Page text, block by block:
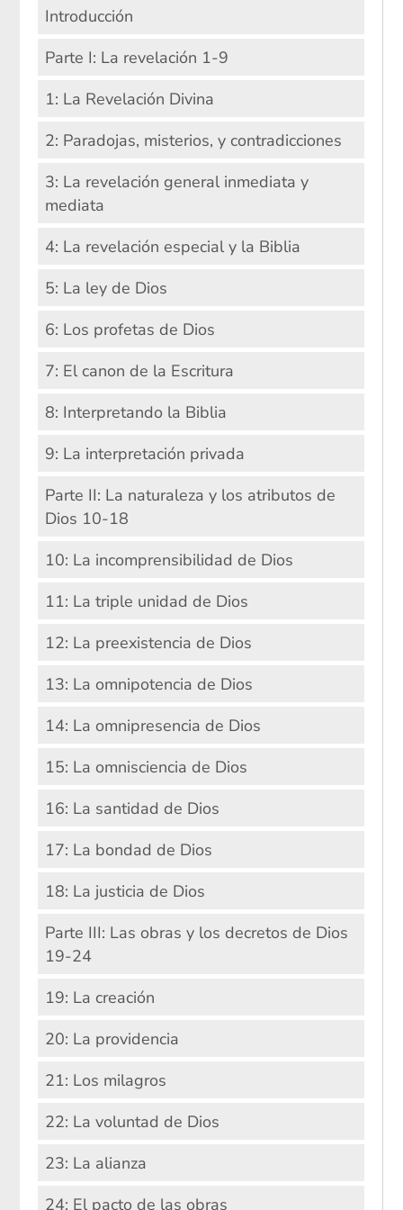
Introducción
Parte I: La revelación 1-9
1: La Revelación Divina
2: Paradojas, misterios, y contradicciones
3: La revelación general inmediata y
mediata
4: La revelación especial y la Biblia
5: La ley de Dios
6: Los profetas de Dios
7: El canon de la Escritura
8: Interpretando la Biblia
9: La interpretación privada
Parte II: La naturaleza y los atributos de
Dios 10-18
10: La incomprensibilidad de Dios
11: La triple unidad de Dios
12: La preexistencia de Dios
13: La omnipotencia de Dios
14: La omnipresencia de Dios
15: La omnisciencia de Dios
16: La santidad de Dios
17: La bondad de Dios
18: La justicia de Dios
Parte III: Las obras y los decretos de Dios
19-24
19: La creación
20: La providencia
21: Los milagros
22: La voluntad de Dios
23: La alianza
24: El pacto de las obras